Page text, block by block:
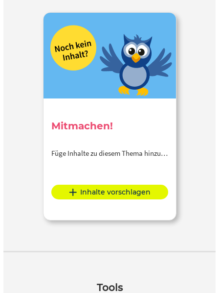
Mitmachen!
Füge Inhalte zu diesem Thema hinzu…
Inhalte vorschlagen
Tools